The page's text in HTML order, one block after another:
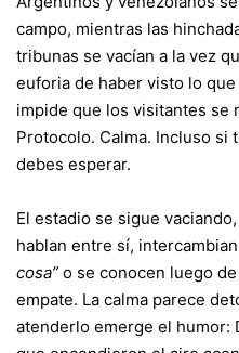
campo, mientras las
tribunas se vacían a la vez
euforia de haber visto lo
impide que los visitantes se
Protocolo. Calma. Incluso si
debes esperar.
El estadio se sigue
hablan entre sí,
cosa” o se conocen luego
empate. La calma parece
atenderlo emerge el